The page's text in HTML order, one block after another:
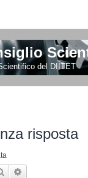
del DIITET
risposta
Cerca